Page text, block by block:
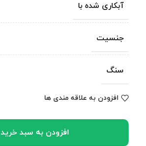
آبکاری شده با
جنسیت
سنگ
افزودن به علاقه مندی ها
افزودن به سبد خرید